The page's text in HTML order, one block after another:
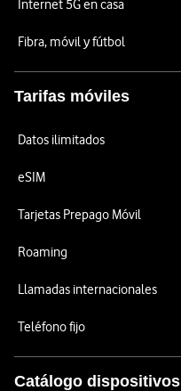
Internet 5G en casa
Fibra, móvil y fútbol
Tarifas móviles
Datos ilimitados
eSIM
Tarjetas Prepago Móvil
Roaming
Llamadas internacionales
Teléfono fijo
Catálogo dispositivos